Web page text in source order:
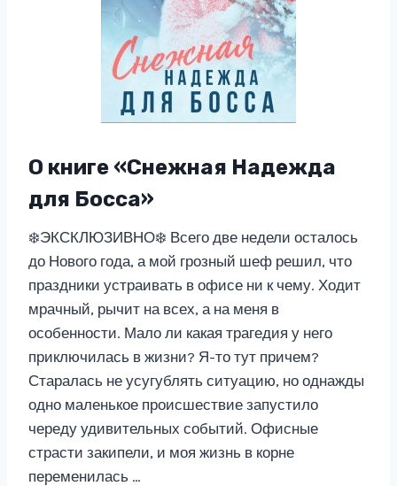
О книге «Снежная Надежда
для Босса»
❄️ЭКСКЛЮЗИВНО❄️ Всего две недели осталось
до Нового года, а мой грозный шеф решил, что
праздники устраивать в офисе ни к чему. Ходит
мрачный, рычит на всех, а на меня в
особенности. Мало ли какая трагедия у него
приключилась в жизни? Я-то тут причем?
Старалась не усугублять ситуацию, но однажды
одно маленькое происшествие запустило
череду удивительных событий. Офисные
страсти закипели, и моя жизнь в корне
переменилась …